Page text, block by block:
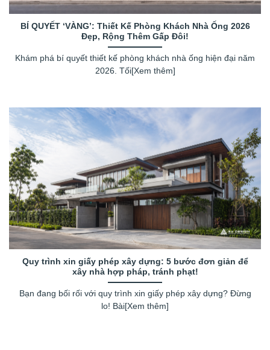
BÍ QUYẾT ‘VÀNG’: Thiết Kế Phòng Khách Nhà Ống 2026
Đẹp, Rộng Thêm Gấp Đôi!
Khám phá bí quyết thiết kế phòng khách nhà ống hiện đại năm
2026. Tối[Xem thêm]
Quy trình xin giấy phép xây dựng: 5 bước đơn giản để
xây nhà hợp pháp, tránh phạt!
Bạn đang bối rối với quy trình xin giấy phép xây dựng? Đừng
lo! Bài[Xem thêm]